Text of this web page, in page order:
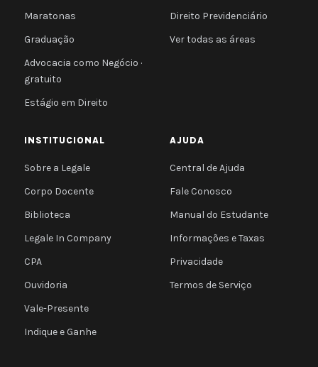
Maratonas
Graduação
Advocacia como Negócio ·
gratuito
Estágio em Direito
Direito Previdenciário
Ver todas as áreas
INSTITUCIONAL
Sobre a Legale
Corpo Docente
Biblioteca
Legale In Company
CPA
Ouvidoria
Vale-Presente
Indique e Ganhe
AJUDA
Central de Ajuda
Fale Conosco
Manual do Estudante
Informações e Taxas
Privacidade
Termos de Serviço